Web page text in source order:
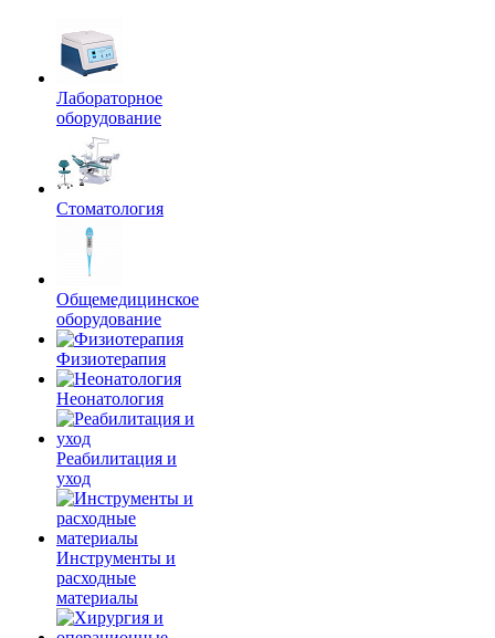
Лабораторное
оборудование
Стоматология
Общемедицинское
оборудование
Физиотерапия
Неонатология
Реабилитация и
уход
Инструменты и
расходные
материалы